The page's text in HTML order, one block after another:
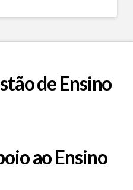
de Ensino
ao Ensino